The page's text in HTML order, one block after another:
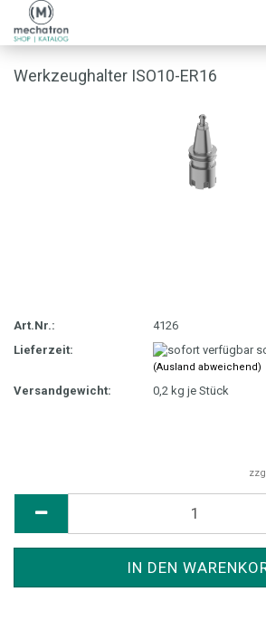
Werkzeughalter ISO10-ER16
Art.Nr.:
4126
Lieferzeit:
(Ausland abweichend)
Versandgewicht: 0,2 kg je Stück